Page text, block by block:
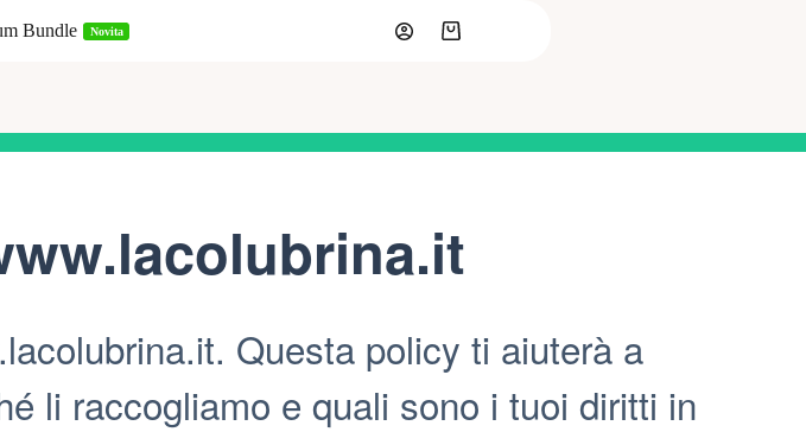
Bundle Novita
Carrello
Questa policy ti aiuterà a
li raccogliamo e quali sono i tuoi diritti in